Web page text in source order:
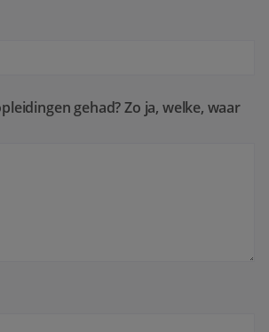
gehad? Zo ja, welke, waar